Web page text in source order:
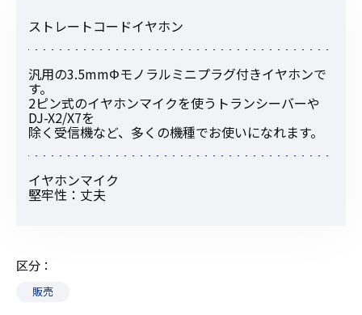
ストレートコードイヤホン
汎用の3.5mmΦモノラルミニプラグ付きイヤホンで
す。
2ピン式のイヤホンマイクを使うトランシーバーや
DJ-X2/X7を
除く受信機など、多くの機種でお使いになれます。
イヤホンマイク
堅牢性：丈夫
区分
販売